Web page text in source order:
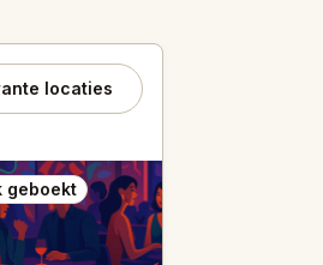
locaties
geboekt